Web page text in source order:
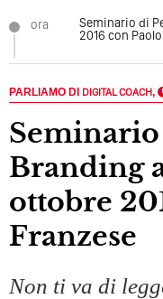
ora
Seminario di
2016 con
PARLIAMO DI DIGITAL COACH,
Seminario di Personal
Branding
ottobre
Franzese
Non ti va di